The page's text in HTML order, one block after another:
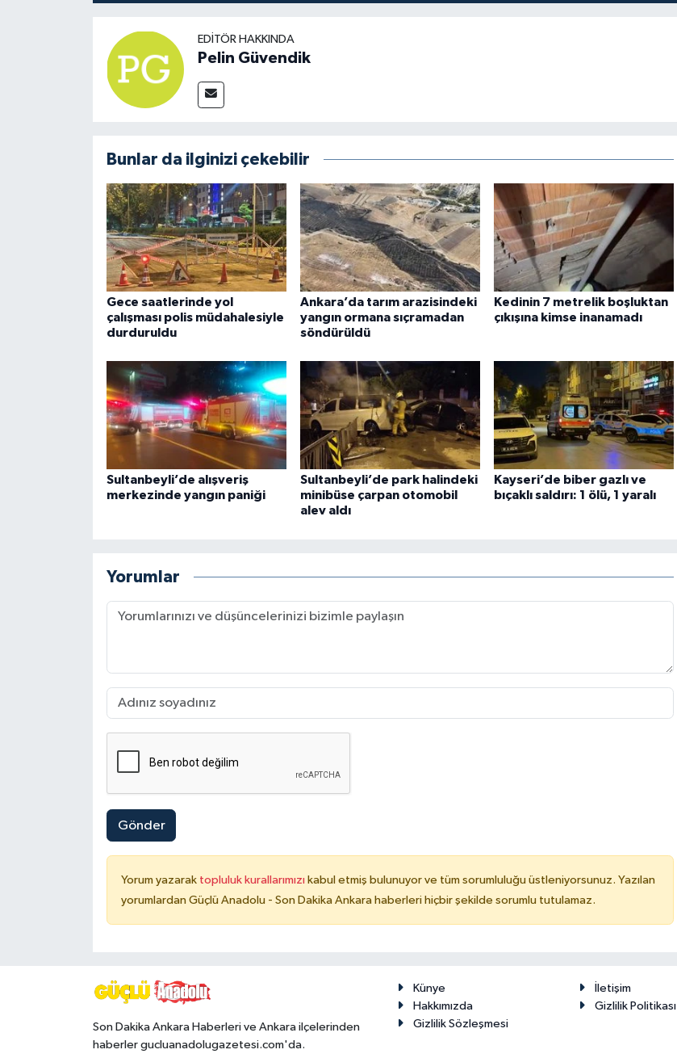
EDITÖR HAKKINDA
Pelin Güvendik
Bunlar da ilginizi çekebilir
Gece saatlerinde yol
çalışması polis müdahalesiyle
durduruldu
Ankara’da tarım arazisindeki
yangın ormana sıçramadan
söndürüldü
Kedinin 7 metrelik boşluktan
çıkışına kimse inanamadı
Sultanbeyli’de alışveriş
merkezinde yangın paniği
Sultanbeyli’de park halindeki
minibüse çarpan otomobil
alev aldı
Kayseri’de biber gazlı ve
bıçaklı saldırı: 1 ölü, 1 yaralı
Yorumlar
Gönder
Yorum yazarak topluluk kurallarımızı kabul etmiş bulunuyor ve tüm sorumluluğu üstleniyorsunuz. Yazılan
yorumlardan Güçlü Anadolu - Son Dakika Ankara haberleri hiçbir şekilde sorumlu tutulamaz.
Son Dakika Ankara Haberleri ve Ankara ilçelerinden
haberler gucluanadolugazetesi.com'da.
Künye
İletişim
Hakkımızda
Gizlilik Politikası
Gizlilik Sözleşmesi